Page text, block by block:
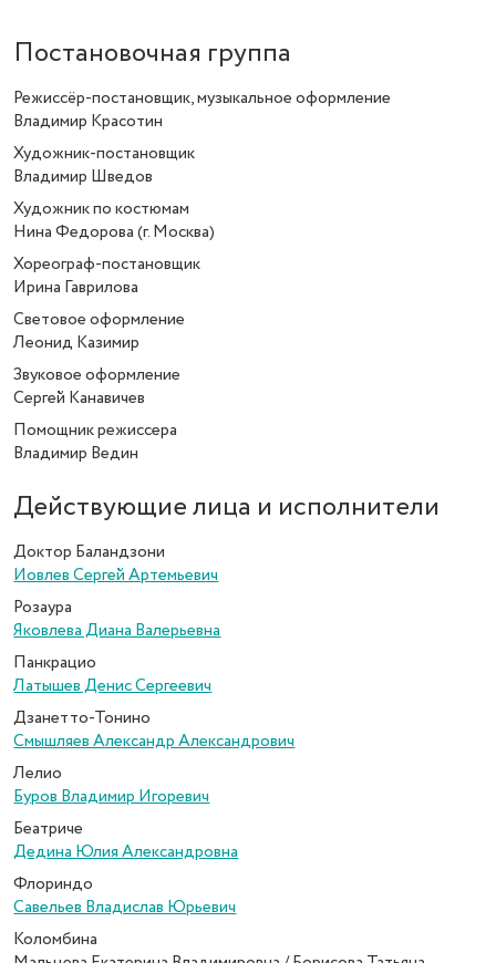
Постановочная группа
Режиссёр-постановщик, музыкальное оформление
Владимир Красотин
Художник-постановщик
Владимир Шведов
Художник по костюмам
Нина Федорова (г. Москва)
Хореограф-постановщик
Ирина Гаврилова
Световое оформление
Леонид Казимир
Звуковое оформление
Сергей Канавичев
Помощник режиссера
Владимир Ведин
Действующие лица и исполнители
Доктор Баландзони
Иовлев Сергей Артемьевич
Розаура
Яковлева Диана Валерьевна
Панкрацио
Латышев Денис Сергеевич
Дзанетто-Тонино
Смышляев Александр Александрович
Лелио
Буров Владимир Игоревич
Беатриче
Дедина Юлия Александровна
Флориндо
Савельев Владислав Юрьевич
Коломбина